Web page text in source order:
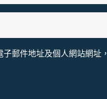
郵件地址及個人網站網址